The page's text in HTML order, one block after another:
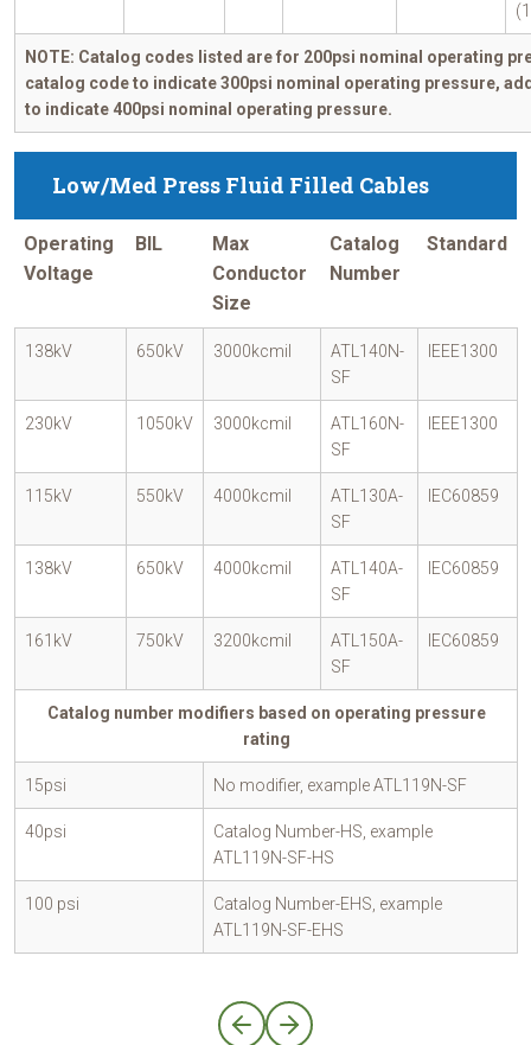
NOTE: Catalog codes listed are for 200psi nominal operating
catalog code to indicate 300psi nominal operating pressure,
to indicate 400psi nominal operating pressure.
Low/Med Press Fluid Filled Cables
Operating
Voltage
BIL
Max
Conductor
Size
Catalog
Number
Standard
138kV 650kV 3000kcmil
ATL140N-
SF
IEEE1300
230kV 1050kV 3000kcmil
ATL160N-
SF
IEEE1300
115kV 550kV 4000kcmil
ATL130A-
SF
IEC60859
138kV 650kV 4000kcmil
ATL140A-
SF
IEC60859
161kV 750kV 3200kcmil
ATL150A-
SF
IEC60859
Catalog number modifiers based on operating pressure
rating
15psi No modifier, example ATL119N-SF
40psi
Catalog Number-HS, example
ATL119N-SF-HS
100 psi
Catalog Number-EHS, example
ATL119N-SF-EHS